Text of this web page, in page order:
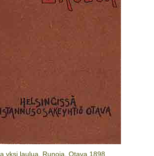
yksi laulua. Runoja. Otava 1898